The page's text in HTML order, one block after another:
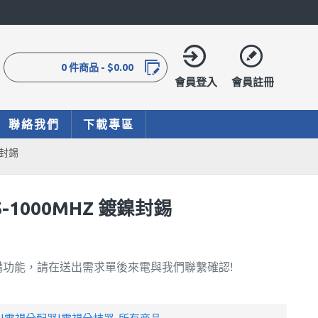
會員登入 會員註冊
0 件商品 - $0.00
聯絡我們 下載專區
錫
1000MHZ 鍍鎳封錫
能，請在送出需求單後來電與我們聯繫確認!